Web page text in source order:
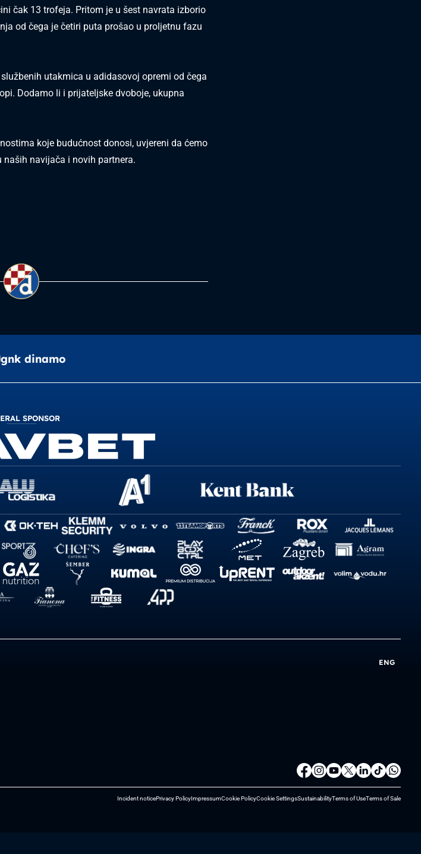
čak 13 trofeja. Pritom je u šest navrata izborio
od čega je četiri puta prošao u proljetnu fazu
utakmica u adidasovoj opremi od čega
Dodamo li i prijateljske dvoboje, ukupna
koje budućnost donosi, uvjereni da ćemo
navijača i novih partnera.
gnk dinamo
SPONSOR
ENG
Incident noticePrivacy PolicyImpressumCookie PolicyCookie SettingsSustainabilityTerms of UseTerms of Sale